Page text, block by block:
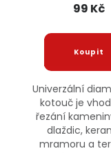
99 Kč
Univerzální
kotouč je
řezání
dlaždic,
mramoru a